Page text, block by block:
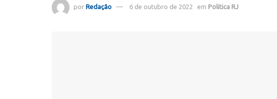
por Redação 6 de outubro de 2022 em Politica RJ